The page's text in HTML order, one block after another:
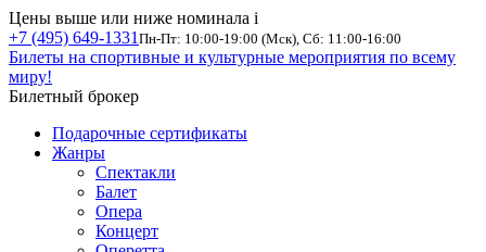
Цены выше или ниже номинала i
+7 (495) 649-1331 Пн-Пт: 10:00-19:00 (Мск), Сб: 11:00-16:00
Билеты на спортивные и культурные мероприятия по всему
миру!
Билетный брокер
Подарочные сертификаты
Жанры
Спектакли
Балет
Опера
Концерт